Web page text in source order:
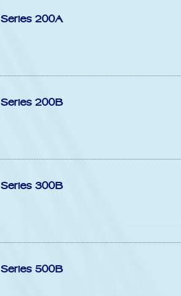
Series 200A
Series 200B
Series 300B
Series 500B